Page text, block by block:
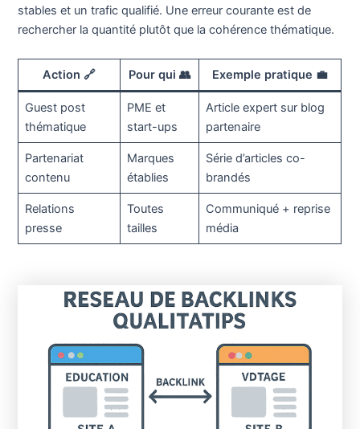
stables et un trafic qualifié. Une erreur courante est de
rechercher la quantité plutôt que la cohérence thématique.
Action 🔗 Pour qui 👥 Exemple pratique 💼
Guest post
thématique
PME et
start-ups
Article expert sur blog
partenaire
Partenariat
contenu
Marques
établies
Série d’articles co-
brandés
Relations
presse
Toutes
tailles
Communiqué + reprise
média